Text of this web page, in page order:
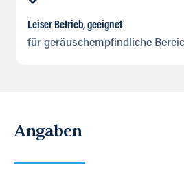
Leiser Betrieb, geeignet
für geräuschempfindliche
Angaben